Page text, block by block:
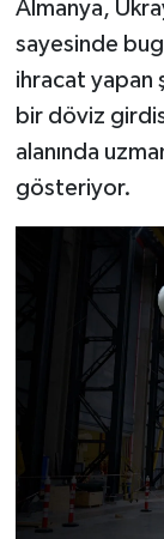
Almanya,
sayesinde
ihracat yapan
bir döviz
alanında
gösteriyor.